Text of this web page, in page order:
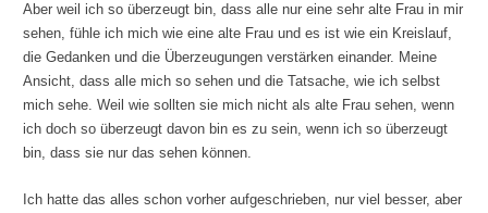
Aber weil ich so überzeugt bin, dass alle nur eine sehr alte Frau in mir
sehen, fühle ich mich wie eine alte Frau und es ist wie ein Kreislauf,
die Gedanken und die Überzeugungen verstärken einander. Meine
Ansicht, dass alle mich so sehen und die Tatsache, wie ich selbst
mich sehe. Weil wie sollten sie mich nicht als alte Frau sehen, wenn
ich doch so überzeugt davon bin es zu sein, wenn ich so überzeugt
bin, dass sie nur das sehen können.
Ich hatte das alles schon vorher aufgeschrieben, nur viel besser, aber